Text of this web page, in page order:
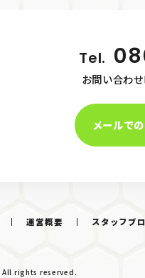
Tel.
お問い合わ
メールで
運営概要 スタッフブ
All rights reserved.